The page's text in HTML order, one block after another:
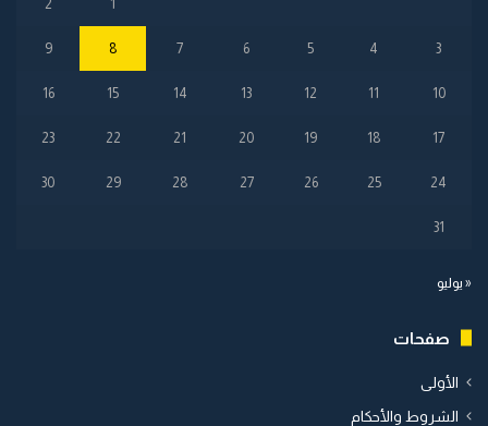
1
2
3
4
5
6
7
8
9
10
11
12
13
14
15
16
17
18
19
20
21
22
23
24
25
26
27
28
29
30
31
« يوليو
صفحات
الأولى
الشروط والأحكام